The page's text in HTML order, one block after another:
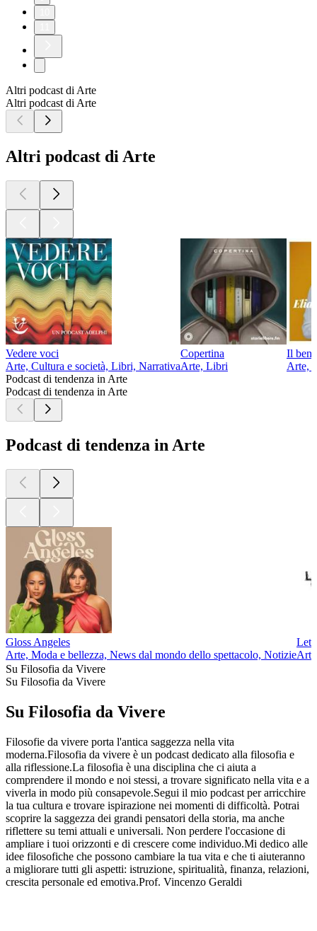
Altri podcast di Arte
Altri podcast di Arte
Altri podcast di Arte
Vedere voci
Arte, Cultura e società, Libri, Narrativa
Copertina
Arte, Libri
Il
Arte,
Podcast di tendenza in Arte
Podcast di tendenza in Arte
Podcast di tendenza in Arte
Gloss Angeles
Arte, Moda e bellezza, News dal mondo dello spettacolo, Notizie
Su Filosofia da Vivere
Su Filosofia da Vivere
Su Filosofia da Vivere
Filosofie da vivere porta l'antica saggezza nella vita
moderna.Filosofia da vivere è un podcast dedicato alla filosofia e
alla riflessione.La filosofia è una disciplina che ci aiuta a
comprendere il mondo e noi stessi, a trovare significato nella vita e a
viverla in modo più consapevole.Segui il mio podcast per arricchire
la tua cultura e trovare ispirazione nei momenti di difficoltà. Potrai
scoprire la saggezza dei grandi pensatori della storia, ma anche
riflettere su temi attuali e universali. Non perdere l'occasione di
ampliare i tuoi orizzonti e di crescere come individuo.Mi dedico alle
idee filosofiche che possono cambiare la tua vita e che ti aiuteranno
a migliorare tutti gli aspetti: istruzione, spiritualità, finanza, relazioni,
crescita personale ed emotiva.Prof. Vincenzo Geraldi